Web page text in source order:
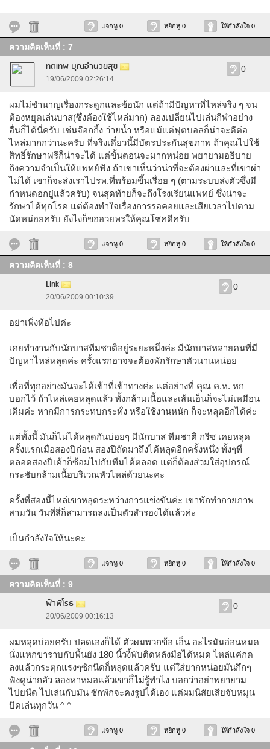
แจกหู 0 หยิกหู 0 ให้กำลังใจ 0
ความคิดเห็นที่ : 7
ทัตเทพ บุณอำนวยสุข
19/06/2009 02:26:14
0
ผมไม่ชำนาญเรื่องกระดูกและข้อนัก แต่ถ้ามีปัญหาที่ไหล่จริง ๆ จน
ต้องหยุดเล่นบาส(ซึ่งต้องใช้ไหล่มาก) ลองเปลี่ยนไปเล่นกีฬาอย่าง
อื่นก็ได้นี่ครับ เช่นจ๊อกกิ้ง ว่ายน้ำ หรือแม้แต่ฟุตบอลก็น่าจะดีต่อ
ไหล่มากกว่านะครับ ที่จริงเดี๋ยวนี้มีบัตรประกันสุขภาพ ถ้าคุณไปใช้
สิทธิ์รักษาฟรีก็น่าจะได้ แต่ขั้นตอนจะมากหน่อย พยายามอธิบาย
ถึงความจำเป็นให้แพทย์ฟัง ถ้าเขาเห็นว่าน่าที่จะต้องผ่าและที่เขาผ่า
ไม่ได้ เขาก็จะส่งเราไปรพ.ที่พร้อมขึ้นเรื่อย ๆ (ตามระบบส่งตัวซึ่งมี
กำหนดอกยู่แล้วครับ) จนสุดท้ายก็จะถึงโรงเรียนแพทย์ ซึ่งน่าจะ
รักษาได้ทุกโรค แต่ต้องทำใจเรื่องการรอคอยและเสียเวลาไปตาม
นัดหน่อยครับ ยังไงก็ขออวยพรให้คุณโชคดีครับ
แจกหู 0 หยิกหู 0 ให้กำลังใจ 0
ความคิดเห็นที่ : 8
Link
20/06/2009 00:10:39
0
อย่าเพิ่งท้อไปค่ะ
เคยทำงานกับนักบาสทีมชาติอยู่ระยะหนึ่งค่ะ มีนักบาสหลายคนที่มี
ปัญหาไหล่หลุดค่ะ ครั้งแรกอาจจะต้องพักรักษาตัวนานหน่อย
เพื่อที่ทุกอย่างมันจะได้เข้าที่เข้าทางค่ะ แต่อย่างที่ คุณ ค.ห. หก
บอกไว้ ถ้าไหล่เคยหลุดแล้ว ทั้งกล้ามเนื้อและเส้นเอ็นก็จะไม่เหมือน
เดิมค่ะ หากมีการกระทบกระทั่ง หรือใช้งานหนัก ก็จะหลุดอีกได้ค่ะ
แต่ทั้งนี้ มันก็ไม่ได้หลุดกันบ่อยๆ มีนักบาส ทีมชาติ กรีซ เคยหลุด
ครั้งแรกเมื่อสองปีก่อน สองปีถัดมาถึงได้หลุดอีกครั้งหนึ่ง ทั้งๆที่
ตลอดสองปีเค้าก็ซ้อมไปกับทีมได้ตลอด แต่ก็ต้องส่วมใส่อุปกรณ์
กระชับกล้ามเนื้อบริเวณหัวไหล่ด้วยนะคะ
ครั้งที่สองนี้ไหล่เขาหลุดระหว่างการแข่งขันค่ะ เขาพักทำกายภาพ
สามวัน วันที่สี่ก็สามารถลงเป็นตัวสำรองได้แล้วค่ะ
เป็นกำลังใจให้นะคะ
แจกหู 0 หยิกหู 0 ให้กำลังใจ 0
ความคิดเห็นที่ : 9
ฟ้าพิโรธ
20/06/2009 00:16:13
0
ผมหลุดบ่อยครับ ปลดเองก็ได้ ตัวผมพวกข้อ เอ็น อะไรมันอ่อนหมด
นั่งแหกขาราบกับพื้นยัง 180 นิ้วงี้พับติดหลังมือได้หมด ไหล่แค่กด
ลงแล้วกระตุกแรงๆซักนิดก็หลุดแล้วครับ แต่ใส่ยากหน่อยมันกึกๆ
ฟังดูน่ากลัว ลองหาหมอแล้วเขาก็ไม่รู้ทำไง บอกว่าอย่าพยายาม
ไปยนืด ไปเล่นกับมัน ซักพักจะคงรูปได้เอง แต่ผมนิสัยเสียจับหมุน
บิดเล่นทุกวัน ^ ^
แจกหู 0 หยิกหู 0 ให้กำลังใจ 0